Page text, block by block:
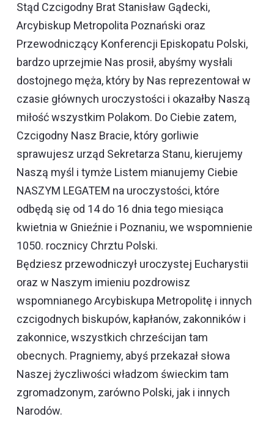
Stąd Czcigodny Brat Stanisław Gądecki,
Arcybiskup Metropolita Poznański oraz
Przewodniczący Konferencji Episkopatu Polski,
bardzo uprzejmie Nas prosił, abyśmy wysłali
dostojnego męża, który by Nas reprezentował w
czasie głównych uroczystości i okazałby Naszą
miłość wszystkim Polakom. Do Ciebie zatem,
Czcigodny Nasz Bracie, który gorliwie
sprawujesz urząd Sekretarza Stanu, kierujemy
Naszą myśl i tymże Listem mianujemy Ciebie
NASZYM LEGATEM na uroczystości, które
odbędą się od 14 do 16 dnia tego miesiąca
kwietnia w Gnieźnie i Poznaniu, we wspomnienie
1050. rocznicy Chrztu Polski.
Będziesz przewodniczył uroczystej Eucharystii
oraz w Naszym imieniu pozdrowisz
wspomnianego Arcybiskupa Metropolitę i innych
czcigodnych biskupów, kapłanów, zakonników i
zakonnice, wszystkich chrześcijan tam
obecnych. Pragniemy, abyś przekazał słowa
Naszej życzliwości władzom świeckim tam
zgromadzonym, zarówno Polski, jak i innych
Narodów.